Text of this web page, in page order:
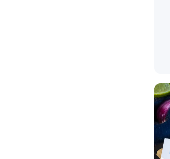
подходят для
продукта и его
вас